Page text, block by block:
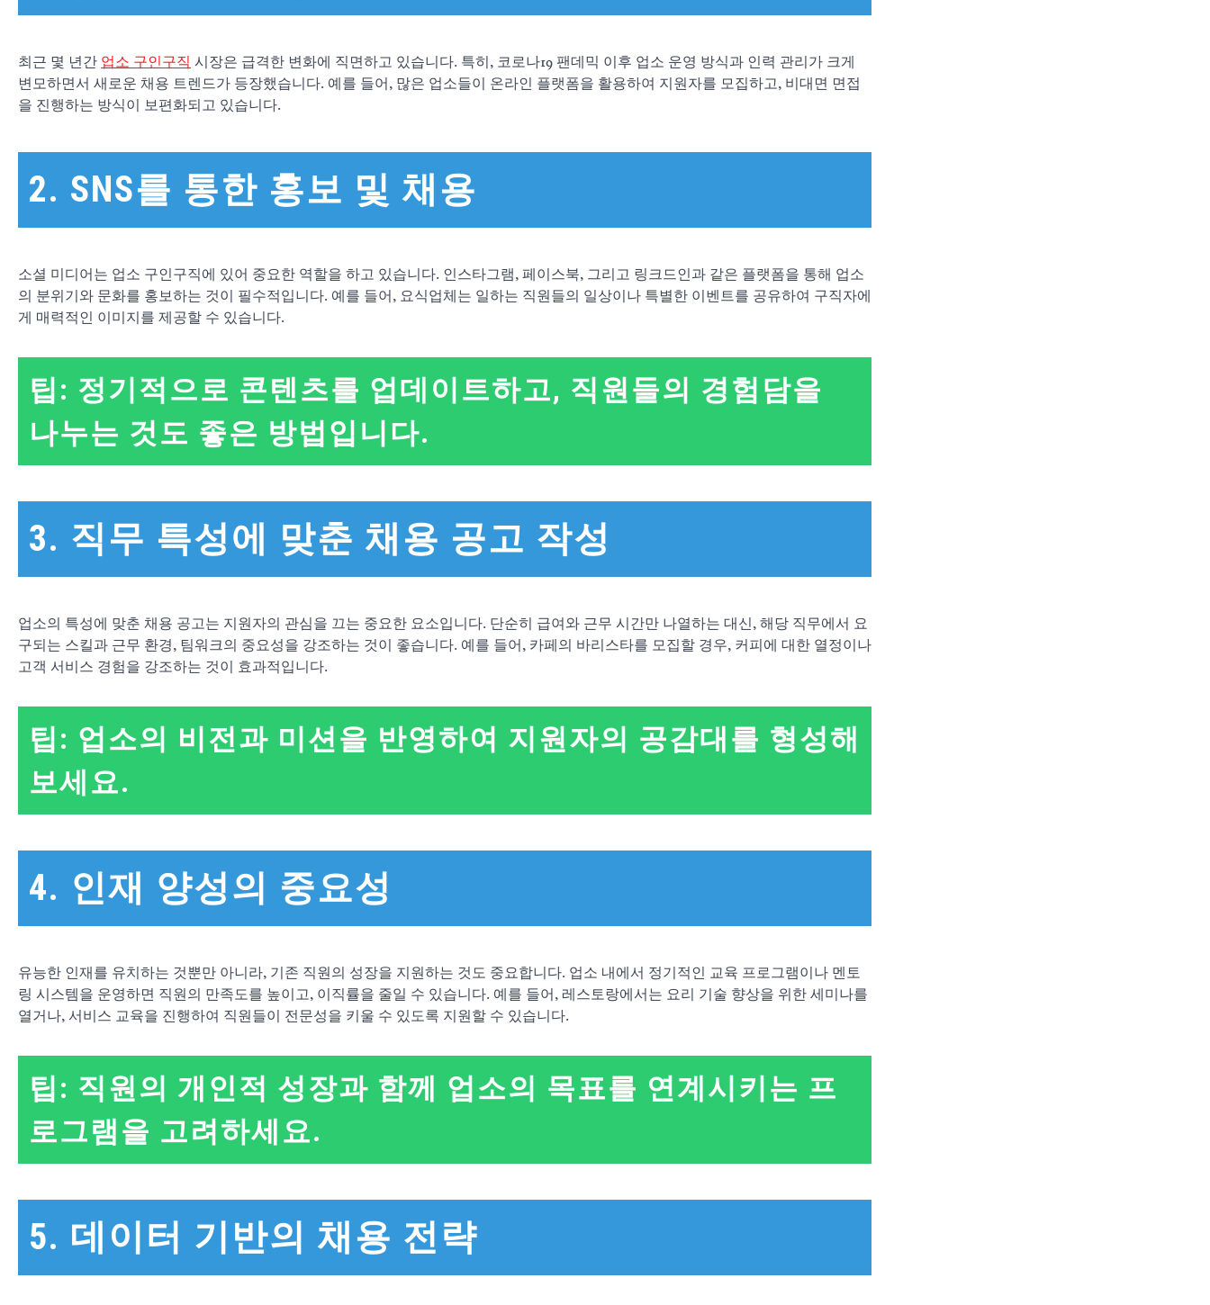
최근 몇 년간 업소 구인구직 시장은 급격한 변화에 직면하고 있습니다. 특히, 코로나19 팬데믹 이후 업소 운영 방식과 인력 관리가 크게
변모하면서 새로운 채용 트렌드가 등장했습니다. 예를 들어, 많은 업소들이 온라인 플랫폼을 활용하여 지원자를 모집하고, 비대면 면접
을 진행하는 방식이 보편화되고 있습니다.
2. SNS를 통한 홍보 및 채용
소셜 미디어는 업소 구인구직에 있어 중요한 역할을 하고 있습니다. 인스타그램, 페이스북, 그리고 링크드인과 같은 플랫폼을 통해 업소
의 분위기와 문화를 홍보하는 것이 필수적입니다. 예를 들어, 요식업체는 일하는 직원들의 일상이나 특별한 이벤트를 공유하여 구직자에
게 매력적인 이미지를 제공할 수 있습니다.
팁: 정기적으로 콘텐츠를 업데이트하고, 직원들의 경험담을
나누는 것도 좋은 방법입니다.
3. 직무 특성에 맞춘 채용 공고 작성
업소의 특성에 맞춘 채용 공고는 지원자의 관심을 끄는 중요한 요소입니다. 단순히 급여와 근무 시간만 나열하는 대신, 해당 직무에서 요
구되는 스킬과 근무 환경, 팀워크의 중요성을 강조하는 것이 좋습니다. 예를 들어, 카페의 바리스타를 모집할 경우, 커피에 대한 열정이나
고객 서비스 경험을 강조하는 것이 효과적입니다.
팁: 업소의 비전과 미션을 반영하여 지원자의 공감대를 형성해
보세요.
4. 인재 양성의 중요성
유능한 인재를 유치하는 것뿐만 아니라, 기존 직원의 성장을 지원하는 것도 중요합니다. 업소 내에서 정기적인 교육 프로그램이나 멘토
링 시스템을 운영하면 직원의 만족도를 높이고, 이직률을 줄일 수 있습니다. 예를 들어, 레스토랑에서는 요리 기술 향상을 위한 세미나를
열거나, 서비스 교육을 진행하여 직원들이 전문성을 키울 수 있도록 지원할 수 있습니다.
팁: 직원의 개인적 성장과 함께 업소의 목표를 연계시키는 프
로그램을 고려하세요.
5. 데이터 기반의 채용 전략